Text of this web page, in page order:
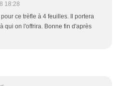
18:28
ce trèfle à 4 feuilles. Il portera
qui on l'offrira. Bonne fin d'après